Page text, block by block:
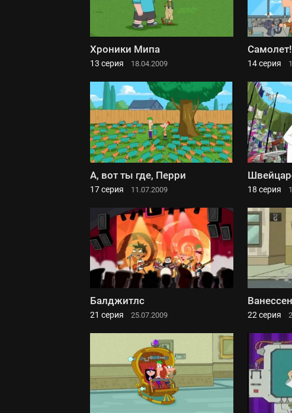
Хроники Мипа
13 серия 18.04.2009 14 серия
А, вот ты где, Перри
17 серия 11.07.2009 18 серия
Балджитлс
21 серия 25.07.2009 22 серия